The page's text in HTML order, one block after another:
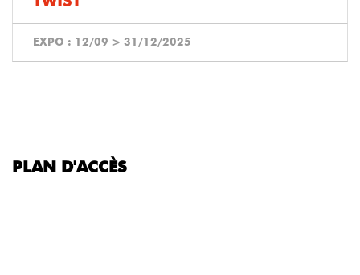
EXPO : 12/09 > 31/12/2025
PLAN D'ACCÈS